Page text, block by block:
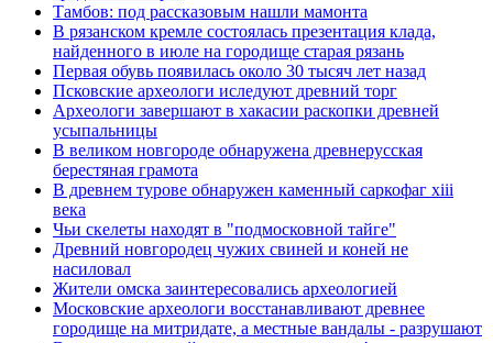
Тамбов: под рассказовым нашли мамонта
В рязанском кремле состоялась презентация клада,
найденного в июле на городище старая рязань
Первая обувь появилась около 30 тысяч лет назад
Псковские археологи иследуют древний торг
Археологи завершают в хакасии раскопки древней
усыпальницы
В великом новгороде обнаружена древнерусская
берестяная грамота
В древнем турове обнаружен каменный саркофаг xiii
века
Чьи скелеты находят в "подмосковной тайге"
Древний новгородец чужих свиней и коней не
насиловал
Жители омска заинтересовались археологией
Московские археологи восстанавливают древнее
городище на митридате, а местные вандалы - разрушают